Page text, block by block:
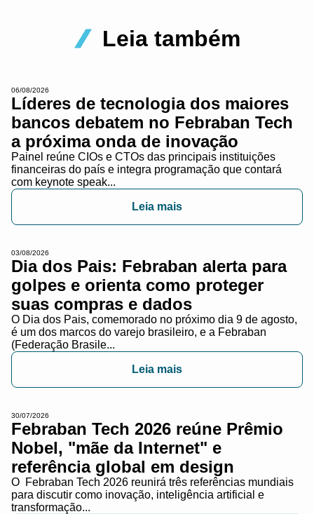
Leia também
06/08/2026
Líderes de tecnologia dos maiores
bancos debatem no Febraban Tech
a próxima onda de inovação
Painel reúne CIOs e CTOs das principais instituições
financeiras do país e integra programação que contará
com keynote speak...
Leia mais
03/08/2026
Dia dos Pais: Febraban alerta para
golpes e orienta como proteger
suas compras e dados
O Dia dos Pais, comemorado no próximo dia 9 de agosto,
é um dos marcos do varejo brasileiro, e a Febraban
(Federação Brasile...
Leia mais
30/07/2026
Febraban Tech 2026 reúne Prêmio
Nobel, "mãe da Internet" e
referência global em design
O Febraban Tech 2026 reunirá três referências mundiais
para discutir como inovação, inteligência artificial e
transformação...